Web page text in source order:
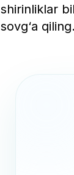
shirinliklar
sovg‘a qiling.